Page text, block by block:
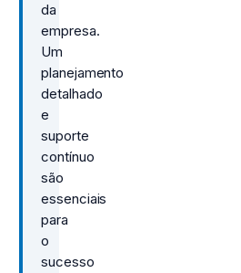
da
empresa.
Um
planejamento
detalhado
e
suporte
contínuo
são
essenciais
para
o
sucesso